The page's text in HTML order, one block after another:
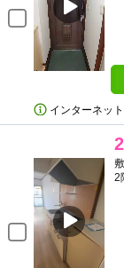
インターネッ
2